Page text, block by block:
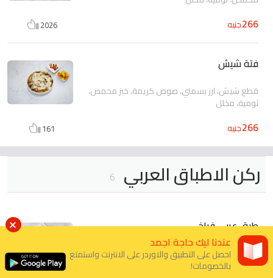
266جنيه 2026
فتة شيش
قطع شيش، ارز بسمتي، صوص كريمة، خبز محمص،
ثومية، مخلل
266جنيه 161
ركن الاطباق العربي 6
طبق عربي فراخ
شاورما دجاج مع الثومية و الخيار المخلل بالداخل
تقدم مع بطاطس، ثومية و مخلل
عندنا ليك حاجة اجمد
احصل على التطبيق والاوردر على الانترنت واستمتع
بالخصومات!